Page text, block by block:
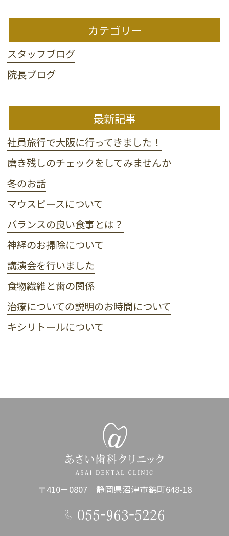
カテゴリー
スタッフブログ
院長ブログ
最新記事
社員旅行で大阪に行ってきました！
磨き残しのチェックをしてみませんか
冬のお話
マウスピースについて
バランスの良い食事とは？
神経のお掃除について
講演会を行いました
食物繊維と歯の関係
治療についての説明のお時間について
キシリトールについて
〒410－0807 静岡県沼津市錦町648-18
055-963-5226